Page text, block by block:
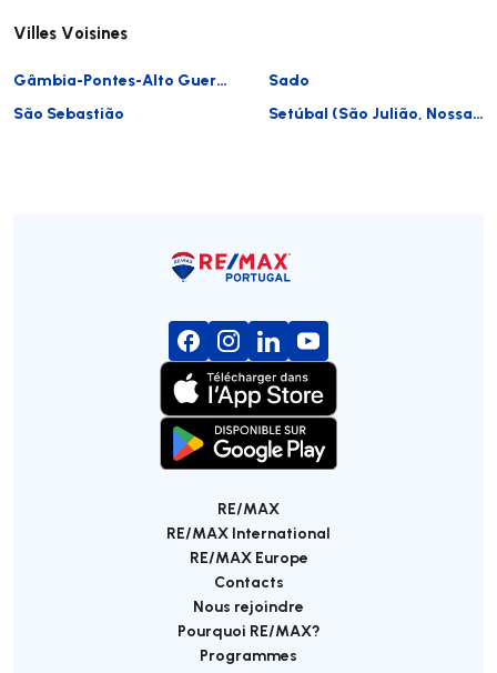
Villes Voisines
Gâmbia-Pontes-Alto Guerra
Sado
São Sebastião
Setúbal (São Julião, Nossa Senhora da Anunciada e Santa Maria da Graça)
RE/MAX
RE/MAX International
RE/MAX Europe
Contacts
Nous rejoindre
Pourquoi RE/MAX?
Programmes